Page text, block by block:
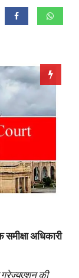
अधिकारी
की